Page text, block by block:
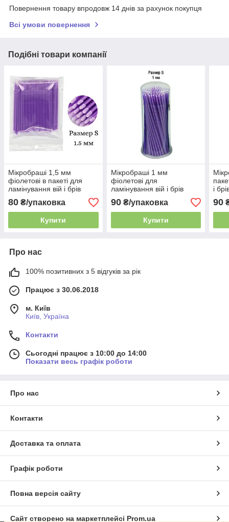
Повернення товару впродовж 14 днів за рахунок покупця
Всі умови повернення
Подібні товари компанії
Мікробраші 1,5 мм
фіолетові в пакеті для
ламінування вій і брів
80 ₴/упаковка
Купити
Мікробраші 1 мм
фіолетові для
ламінування вій і брів
90₴/упаковка
Купити
і
90
Про нас
100% позитивних з 5 відгуків за рік
Працює з 30.06.2018
м. Київ
Київ, Україна
Контакти
Сьогодні працює з 10:00 до 14:00
Показати весь графік роботи
Про нас
Контакти
Доставка та оплата
Графік роботи
Повна версія сайту
Сайт створено на маркетплейсі Prom.ua